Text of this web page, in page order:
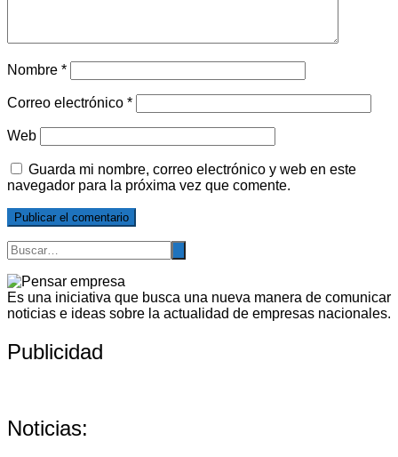
Nombre *
Correo electrónico *
Web
Guarda mi nombre, correo electrónico y web en este
navegador para la próxima vez que comente.
Es una iniciativa que busca una nueva manera de comunicar
noticias e ideas sobre la actualidad de empresas nacionales.
Publicidad
Noticias: